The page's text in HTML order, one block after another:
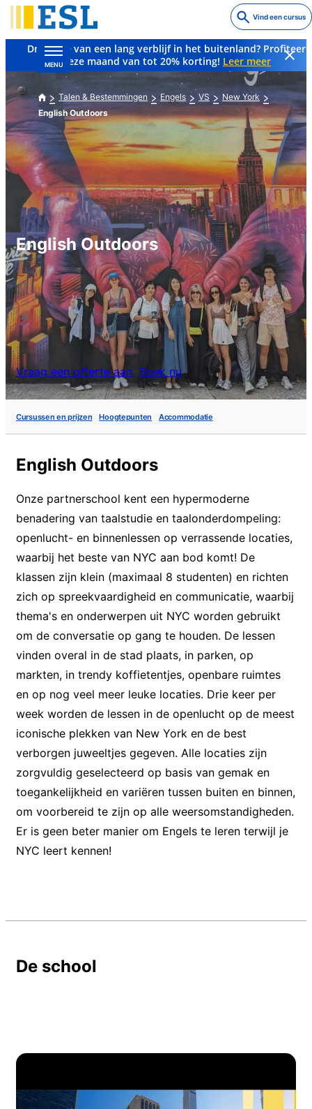
to
main
content
Vind een cursus
MENU
Droom je van een lang verblijf in het buitenland? Profiteer
deze maand van tot 20% korting! Leer meer
Talen & Bestemmingen Engels VS
New York
English Outdoors
English Outdoors
Vraag een offerte aan Boek nu
Cursussen en prijzen Hoogtepunten Accommodatie
English Outdoors
Onze partnerschool kent een hypermoderne
benadering van taalstudie en taalonderdompeling:
openlucht- en binnenlessen op verrassende locaties,
waarbij het beste van NYC aan bod komt! De
klassen zijn klein (maximaal 8 studenten) en richten
zich op spreekvaardigheid en communicatie, waarbij
thema's en onderwerpen uit NYC worden gebruikt
om de conversatie op gang te houden. De lessen
vinden overal in de stad plaats, in parken, op
markten, in trendy koffietentjes, openbare ruimtes
en op nog veel meer leuke locaties. Drie keer per
week worden de lessen in de openlucht op de meest
iconische plekken van New York en de best
verborgen juweeltjes gegeven. Alle locaties zijn
zorgvuldig geselecteerd op basis van gemak en
toegankelijkheid en variëren tussen buiten en binnen,
om voorbereid te zijn op alle weersomstandigheden.
Er is geen beter manier om Engels te leren terwijl je
NYC leert kennen!
De school